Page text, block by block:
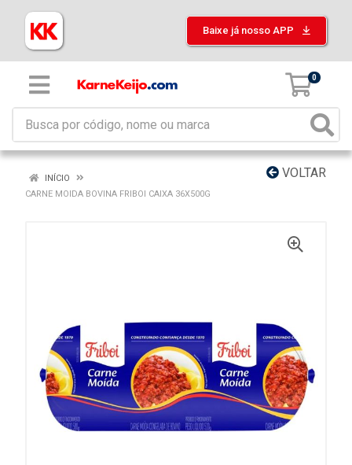
Baixe já nosso APP
0
VOLTAR
INÍCIO
CARNE MOIDA BOVINA FRIBOI CAIXA 36X500G